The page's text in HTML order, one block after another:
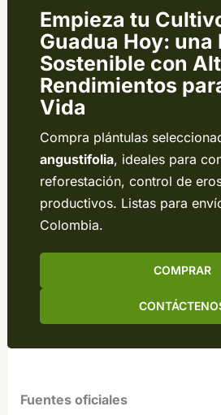
Empieza tu
Guadua Hoy: una
Sostenible con
Rendimientos
Vida
Compra plántulas
angustifolia, ideales para
reforestación, control de
productivos. Listas para
Colombia.
COMPRAR
Fuentes oficiales